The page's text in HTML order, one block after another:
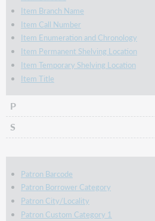
Item Branch Name
Item Call Number
Item Enumeration and Chronology
Item Permanent Shelving Location
Item Temporary Shelving Location
Item Title
P
S
Patron Barcode
Patron Borrower Category
Patron City/Locality
Patron Custom Category 1